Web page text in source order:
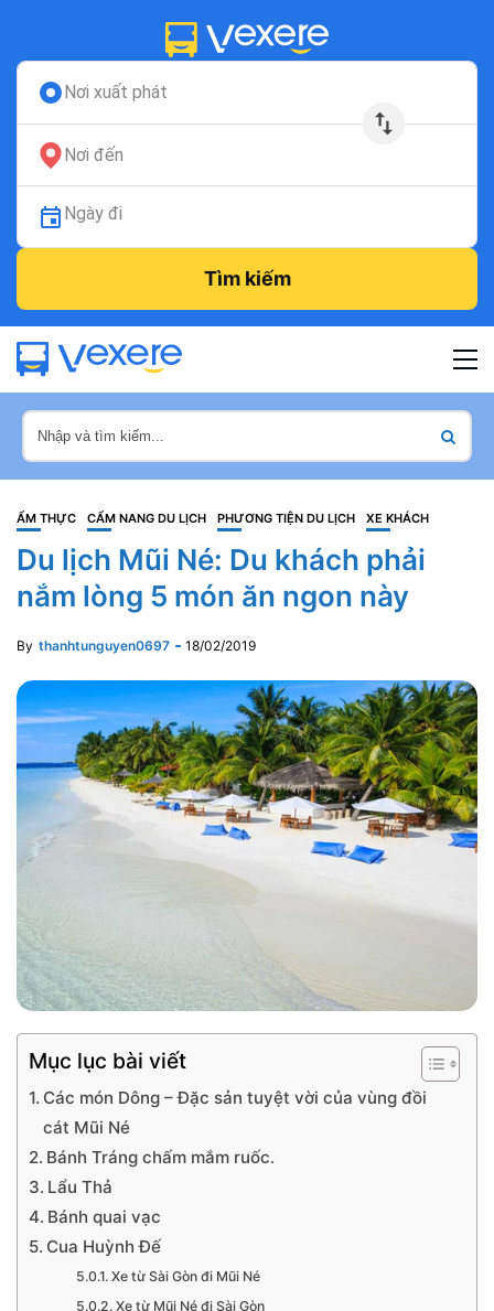
Nơi xuất phát
Nơi đến
Ngày đi
Tìm kiếm
ẨM THỰC CẨM NANG DU LỊCH PHƯƠNG TIỆN DU LỊCH XE KHÁCH
Du lịch Mũi Né: Du khách phải
nắm lòng 5 món ăn ngon này
By thanhtunguyen0697 18/02/2019
Mục lục bài viết
Các món Dông – Đặc sản tuyệt vời của vùng đồi
cát Mũi Né
Bánh Tráng chấm mắm ruốc.
Lẩu Thả
Bánh quai vạc
Cua Huỳnh Đế
Xe từ Sài Gòn đi Mũi Né
Xe từ Mũi Né đi Sài Gòn